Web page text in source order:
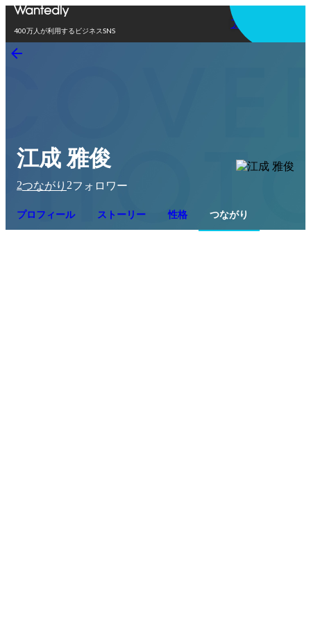
400万人が利用するビジネスSNS
アプリを使う
江成 雅俊
2つながり 2フォロワー
プロフィール ストーリー 性格 つながり